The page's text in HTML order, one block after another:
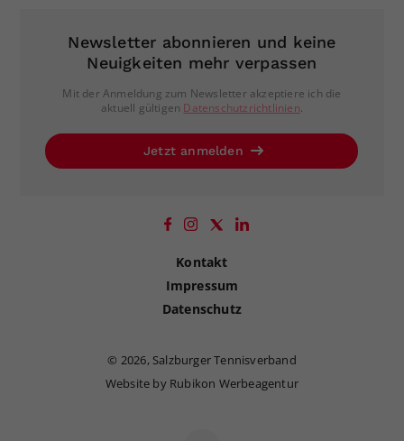
Newsletter abonnieren und keine
Neuigkeiten mehr verpassen
Mit der Anmeldung zum Newsletter akzeptiere ich die
aktuell gültigen Datenschutzrichtlinien.
Jetzt anmelden
Kontakt
Impressum
Datenschutz
© 2026, Salzburger Tennisverband
Website by Rubikon Werbeagentur